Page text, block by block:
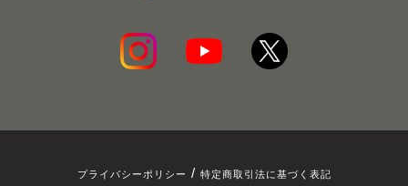
プライバシーポリシー / 特定商取引法に基づく表記